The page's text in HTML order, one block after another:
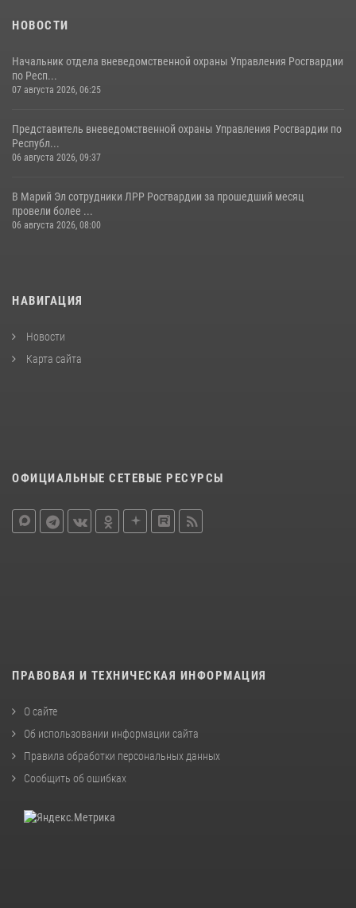
НОВОСТИ
Начальник отдела вневедомственной охраны Управления Росгвардии
по Респ...
07 августа 2026, 06:25
Представитель вневедомственной охраны Управления Росгвардии по
Республ...
06 августа 2026, 09:37
В Марий Эл сотрудники ЛРР Росгвардии за прошедший месяц
провели более ...
06 августа 2026, 08:00
НАВИГАЦИЯ
Новости
Карта сайта
ОФИЦИАЛЬНЫЕ СЕТЕВЫЕ РЕСУРСЫ
ПРАВОВАЯ И ТЕХНИЧЕСКАЯ ИНФОРМАЦИЯ
О сайте
Об использовании информации сайта
Правила обработки персональных данных
Сообщить об ошибках